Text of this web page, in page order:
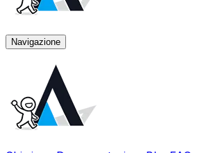
Navigazione